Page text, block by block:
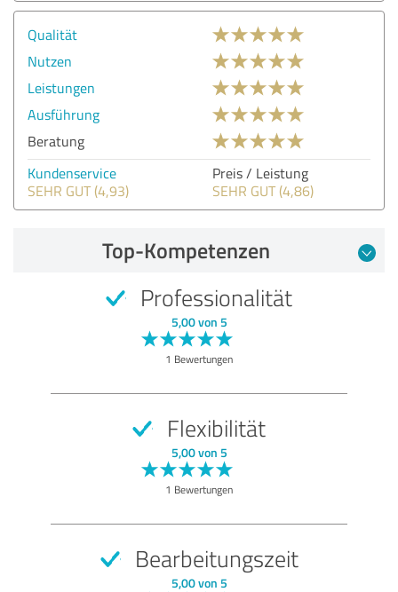
Qualität
Nutzen
Leistungen
Ausführung
Beratung
Kundenservice
SEHR GUT (4,93)
Preis / Leistung
SEHR GUT (4,86)
Top-Kompetenzen
Professionalität
5,00 von 5
1 Bewertungen
Flexibilität
5,00 von 5
1 Bewertungen
Bearbeitungszeit
5,00 von 5